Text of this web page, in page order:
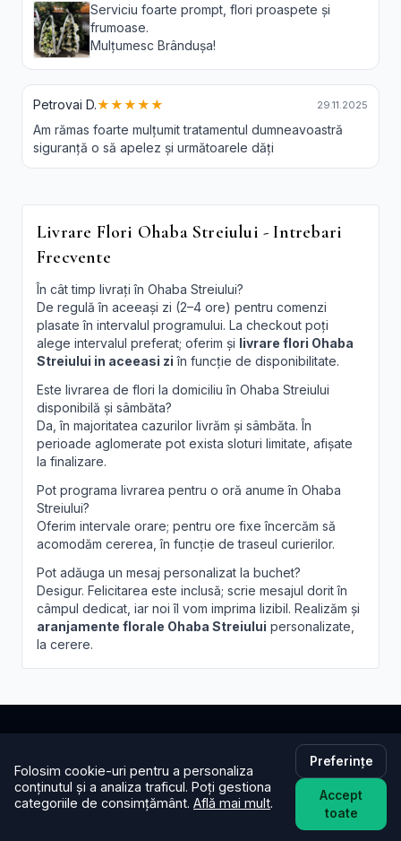
Serviciu foarte prompt, flori proaspete și
frumoase.
Mulțumesc Brândușa!
Petrovai D.★★★★★ 29.11.2025
Am rămas foarte mulțumit tratamentul dumneavoastră
siguranță o să apelez și următoarele dăți
Livrare Flori Ohaba Streiului - Intrebari
Frecvente
În cât timp livrați în Ohaba Streiului?
De regulă în aceeași zi (2–4 ore) pentru comenzi
plasate în intervalul programului. La checkout poți
alege intervalul preferat; oferim și livrare flori Ohaba
Streiului in aceeasi zi în funcție de disponibilitate.
Este livrarea de flori la domiciliu în Ohaba Streiului
disponibilă și sâmbăta?
Da, în majoritatea cazurilor livrăm și sâmbăta. În
perioade aglomerate pot exista sloturi limitate, afișate
la finalizare.
Pot programa livrarea pentru o oră anume în Ohaba
Streiului?
Oferim intervale orare; pentru ore fixe încercăm să
acomodăm cererea, în funcție de traseul curierilor.
Pot adăuga un mesaj personalizat la buchet?
Desigur. Felicitarea este inclusă; scrie mesajul dorit în
câmpul dedicat, iar noi îl vom imprima lizibil. Realizăm și
aranjamente florale Ohaba Streiului personalizate,
la cerere.
Buchete cu emoție, aranjamente cu suflet. Comandă
online flori cu livrare în aceeași zi în toată țara.
Folosim cookie-uri pentru a personaliza
conținutul și a analiza traficul. Poți gestiona
categoriile de consimțământ. Află mai mult.
Preferințe
Accept
toate